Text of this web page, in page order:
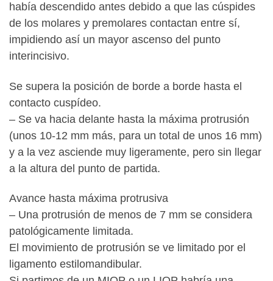
había descendido antes debido a que las cúspides
de los molares y premolares contactan entre sí,
impidiendo así un mayor ascenso del punto
interincisivo.
Se supera la posición de borde a borde hasta el
contacto cuspídeo.
– Se va hacia delante hasta la máxima protrusión
(unos 10-12 mm más, para un total de unos 16 mm)
y a la vez asciende muy ligeramente, pero sin llegar
a la altura del punto de partida.
Avance hasta máxima protrusiva
– Una protrusión de menos de 7 mm se considera
patológicamente limitada.
El movimiento de protrusión se ve limitado por el
ligamento estilomandibular.